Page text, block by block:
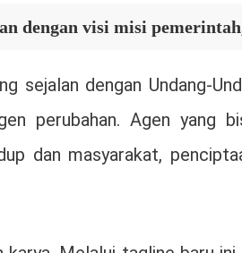
dengan visi misi
sejalan dengan Undang-
perubahan. Agen yang
dan masyarakat,